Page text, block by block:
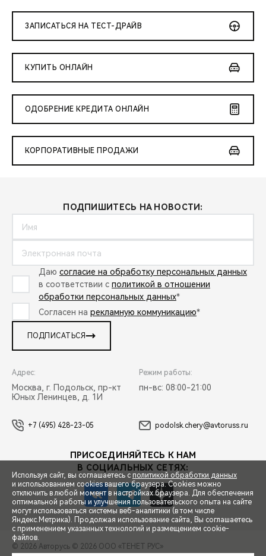
СПЕЦПРЕДЛОЖЕНИЯ
ЗАПИСЬ НА ТЕСТ-ДРАЙВ
ЗАПИСАТЬСЯ НА ТЕСТ-ДРАЙВ
КУПИТЬ ОНЛАЙН
ОДОБРЕНИЕ КРЕДИТА ОНЛАЙН
КОРПОРАТИВНЫЕ ПРОДАЖИ
ПОДПИШИТЕСЬ НА НОВОСТИ:
Даю согласие на обработку персональных данных
в соответствии с политикой в отношении
обработки персональных данных*
Согласен на рекламную коммуникацию*
ПОДПИСАТЬСЯ
Адрес:
Москва, г. Подольск, пр-кт
Юных Ленинцев, д. 1И
Режим работы:
пн-вс: 08:00-21:00
+7 (495) 428-23-05 podolsk.chery@avtoruss.ru
ПРИСОЕДИНЯЙТЕСЬ К НАМ
В СОЦИАЛЬНЫХ СЕТЯХ:
© 2026 Авторусь © 2026 ООО «ТЕНЕТ РУС»
Используя сайт, вы соглашаетесь с политикой обработки данных
и использованием cookies вашего браузера. Cookies можно
отключить в любой момент в настройках браузера. Для обеспечения
оптимальной работы и улучшения пользовательского опыта на сайте
могут использоваться системы веб-аналитики (в том числе
Яндекс.Метрика). Продолжая использование сайта, Вы соглашаетесь
с применением указанных технологий и размещением cookie-
файлов.